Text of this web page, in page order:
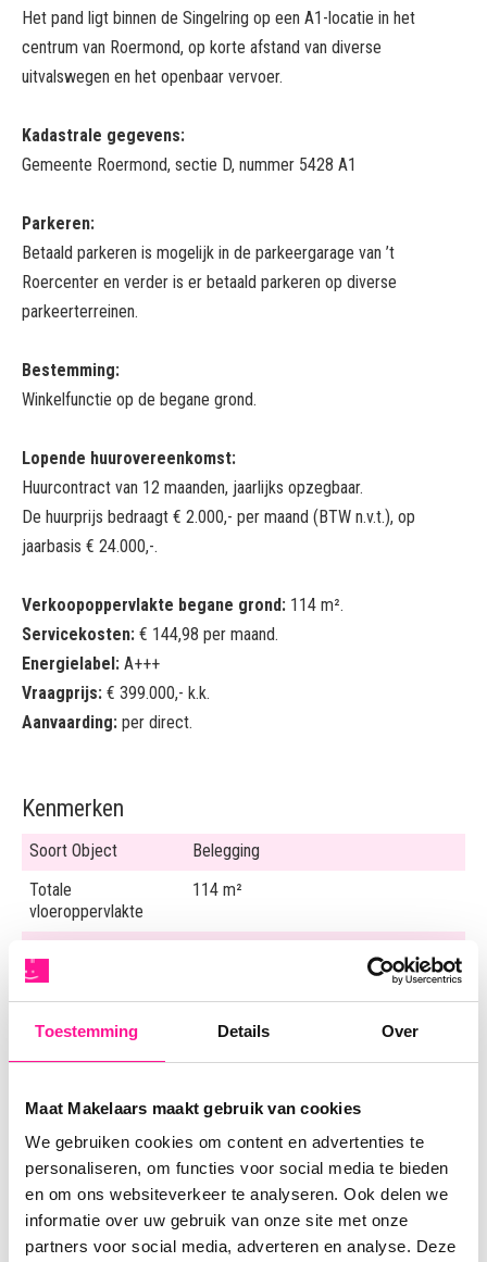
Toestemming Details Over
Maat Makelaars maakt gebruik van cookies
We gebruiken cookies om content en advertenties te
personaliseren, om functies voor social media te bieden
en om ons websiteverkeer te analyseren. Ook delen we
informatie over uw gebruik van onze site met onze
partners voor social media, adverteren en analyse. Deze
Het pand ligt binnen de Singelring op een A1-locatie in het
centrum van Roermond, op korte afstand van diverse
uitvalswegen en het openbaar vervoer.
Kadastrale gegevens:
Gemeente Roermond, sectie D, nummer 5428 A1
Parkeren:
Betaald parkeren is mogelijk in de parkeergarage van ’t
Roercenter en verder is er betaald parkeren op diverse
parkeerterreinen.
Bestemming:
Winkelfunctie op de begane grond.
Lopende huurovereenkomst:
Huurcontract van 12 maanden, jaarlijks opzegbaar.
De huurprijs bedraagt € 2.000,- per maand (BTW n.v.t.), op
jaarbasis € 24.000,-.
Verkoopoppervlakte begane grond: 114 m².
Servicekosten: € 144,98 per maand.
Energielabel: A+++
Vraagprijs: € 399.000,- k.k.
Aanvaarding: per direct.
Kenmerken
Soort Object
Belegging
Totale
vloeroppervlakte
114 m²
Frontbreedte
Perceeloppervlakte
Bouwvorm
Bestaande bouw
Bouwjaar
2011
Bereikbaarheid
Snelweg Op 2000 m tot 3000 m